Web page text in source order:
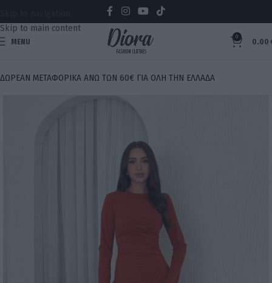
Skip to main content
MENU
0
0.00
ΔΩΡΕΑΝ ΜΕΤΑΦΟΡΙΚΑ ΑΝΩ ΤΩΝ 60€ ΓΙΑ ΟΛΗ ΤΗΝ ΕΛΛΑΔΑ